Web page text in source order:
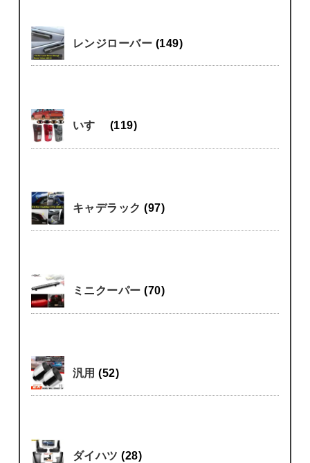
レンジローバー (149)
いすゞ (119)
キャデラック(97)
ミニクーパー(70)
汎用(52)
ダイハツ(28)